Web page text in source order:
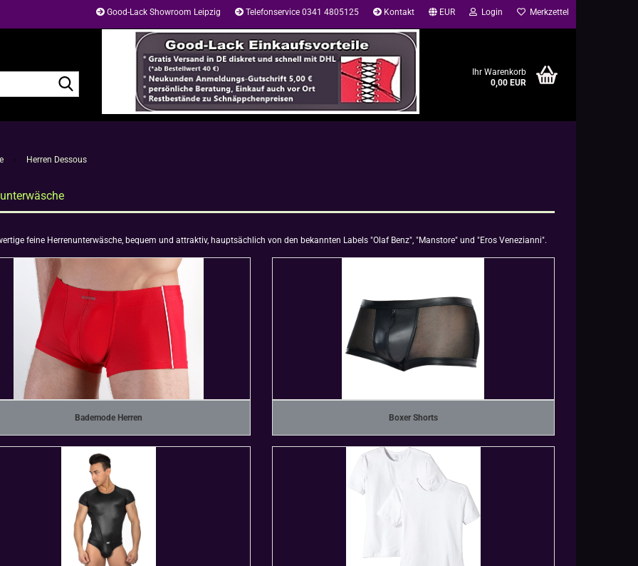
Good-Lack Showroom Leipzig Telefonservice 0341 4805125 Kontakt EUR Login Merkzettel
Ihr Warenkorb
0,00 EUR
Herren Dessous
feine Herrenunterwäsche, bequem und attraktiv, hauptsächlich von den bekannten Labels "Olaf Benz", "Manstore" und "Eros Venezianni".
Bademode Herren Boxer Shorts